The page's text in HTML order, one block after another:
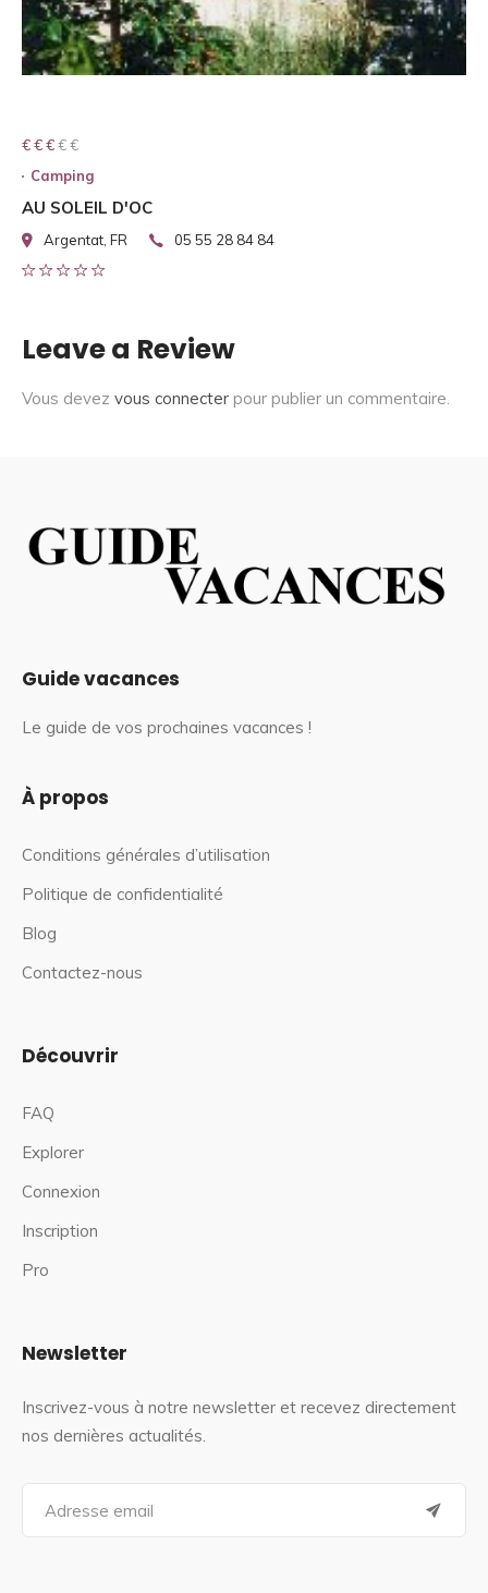
€ € € € €
€ € €
Camping
AU SOLEIL D'OC
Argentat, FR 05 55 28 84 84
Leave a Review
Vous devez vous connecter pour publier un commentaire.
Guide vacances
Le guide de vos prochaines vacances !
À propos
Conditions générales d’utilisation
Politique de confidentialité
Blog
Contactez-nous
Découvrir
FAQ
Explorer
Connexion
Inscription
Pro
Newsletter
Inscrivez-vous à notre newsletter et recevez directement
nos dernières actualités.
a